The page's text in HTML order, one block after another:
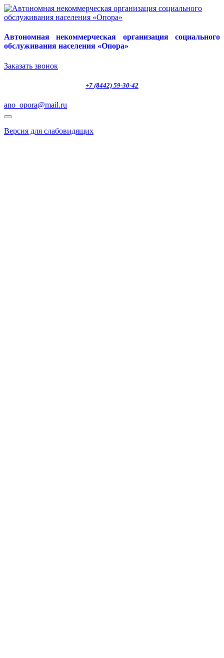
Автономная некоммерческая организация социального
обслуживания населения «Опора»
Заказать звонок
+7 (8442) 59-30-42
ano_opora@mail.ru
Версия для слабовидящих